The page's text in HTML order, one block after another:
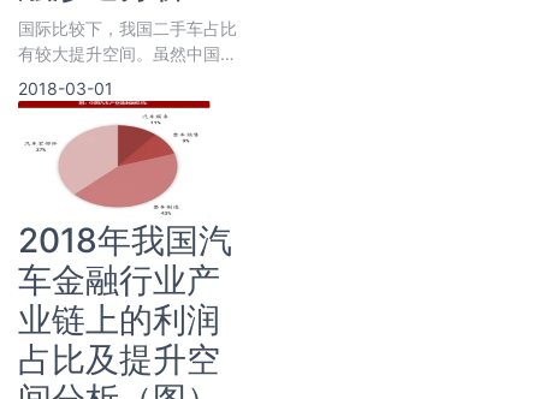
国际比较下，我国二手车占比
有较大提升空间。虽然中国在
2009年以来，已经超越美国
成为全球最大的汽车销售市
场，但二手车
2018-03-01
2018年我国汽
车金融行业产
业链上的利润
占比及提升空